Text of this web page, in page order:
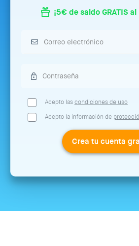
¡5€ de saldo GRATIS
Acepto lascondiciones de uso
Acepto la información de
Crea tu cuenta